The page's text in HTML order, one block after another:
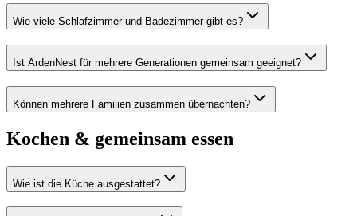
Wie viele Schlafzimmer und Badezimmer gibt es?
Ist ArdenNest für mehrere Generationen gemeinsam geeignet?
Können mehrere Familien zusammen übernachten?
Kochen & gemeinsam essen
Wie ist die Küche ausgestattet?